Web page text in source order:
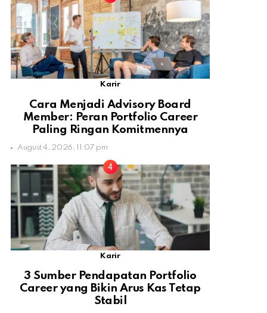
Karir
Cara Menjadi Advisory Board
Member: Peran Portfolio Career
Paling Ringan Komitmennya
August 4, 2026, 11:07 pm
Karir
3 Sumber Pendapatan Portfolio
Career yang Bikin Arus Kas Tetap
Stabil